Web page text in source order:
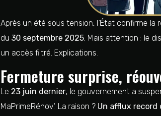
Après un été sous tension, l’État confirme
du 30 septembre 2025. Mais attention : le
un accès filtré. Explications.
Fermeture surprise,
Le 23 juin dernier, le gouvernement a
MaPrimeRénov’. La raison ? Un afflux record